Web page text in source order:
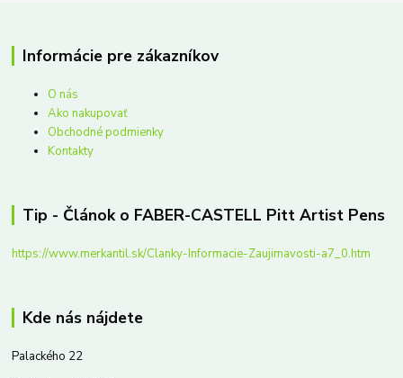
Informácie pre zákazníkov
O nás
Ako nakupovať
Obchodné podmienky
Kontakty
Tip - Článok o FABER-CASTELL Pitt Artist Pens
https://www.merkantil.sk/Clanky-Informacie-Zaujimavosti-a7_0.htm
Kde nás nájdete
Palackého 22